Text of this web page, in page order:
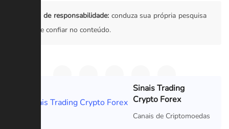
Isenção de responsabilidade:conduza sua própria pesquisa
antes de confiar no conteúdo.
Sinais Trading
Crypto Forex
Canais de Criptomoedas